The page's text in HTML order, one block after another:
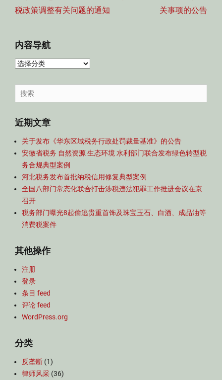
航
post:
税政策调整有关问题的通知
关事项的公告
内容导航
内
导
航
Search
for:
近期文章
关于发布《华东区域税务行政处罚裁量基准》的公告
安徽省税务 自然资源 生态环境 水利部门联合发布绿色转型税
务合规典型案例
河北税务发布首批纳税信用修复典型案例
全国八部门常态化联合打击涉税违法犯罪工作推进会议在京
召开
税务部门曝光8起偷逃贵重首饰及珠宝玉石、白酒、成品油等
消费税案件
其他操作
注册
登录
条目 feed
评论 feed
WordPress.org
分类
反垄断 (1)
律师风采 (36)